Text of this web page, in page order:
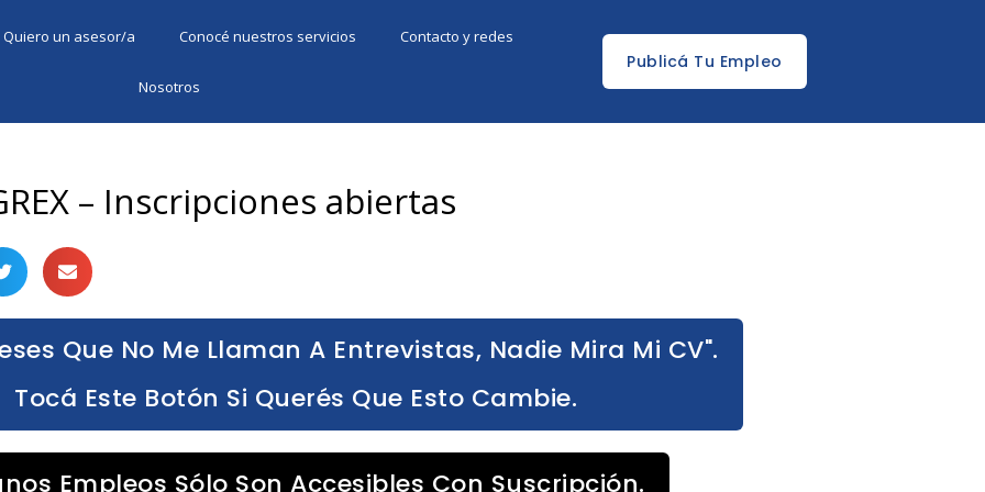
Quiero un asesor/a Conocé nuestros servicios Contacto y redes
Nosotros
Publicá Tu Empleo
– Inscripciones abiertas
Que No Me Llaman A Entrevistas, Nadie Mira Mi CV".
Tocá Este Botón Si Querés Que Esto Cambie.
Empleos Sólo Son Accesibles Con Suscripción.